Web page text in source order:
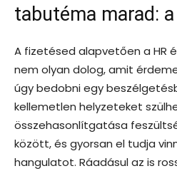
tabutéma marad:
A fizetésed alapvetően a HR
nem olyan dolog, amit
úgy bedobni egy
kellemetlen helyzeteket
összehasonlítgatása
között, és gyorsan el tudja
hangulatot. Ráadásul az is